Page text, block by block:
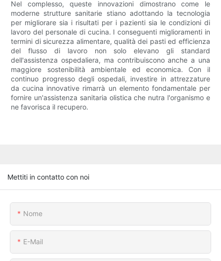
Nel complesso, queste innovazioni dimostrano come le
moderne strutture sanitarie stiano adottando la tecnologia
per migliorare sia i risultati per i pazienti sia le condizioni di
lavoro del personale di cucina. I conseguenti miglioramenti in
termini di sicurezza alimentare, qualità dei pasti ed efficienza
del flusso di lavoro non solo elevano gli standard
dell'assistenza ospedaliera, ma contribuiscono anche a una
maggiore sostenibilità ambientale ed economica. Con il
continuo progresso degli ospedali, investire in attrezzature
da cucina innovative rimarrà un elemento fondamentale per
fornire un'assistenza sanitaria olistica che nutra l'organismo e
ne favorisca il recupero.
Mettiti in contatto con noi
Nome
E-Mail